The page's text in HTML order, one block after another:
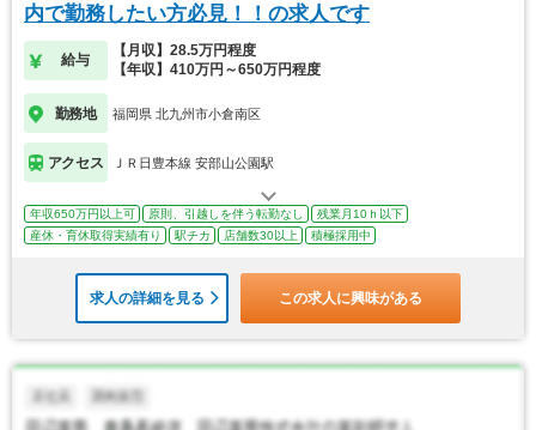
内で勤務したい方必見！！の求人です
給与
【月収】28.5万円程度
【年収】410万円～650万円程度
勤務地 福岡県 北九州市小倉南区
アクセス ＪＲ日豊本線 安部山公園駅
年収650万円以上可 原則、引越しを伴う転勤なし
残業月10ｈ以下
産休・育休取得実績有り
駅チカ 店舗数30以上 積極採用中
求人の詳細を見る この求人に興味がある